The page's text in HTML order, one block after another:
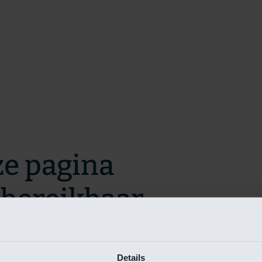
Details
pagina
zo snel mogelijk te verhelpen.